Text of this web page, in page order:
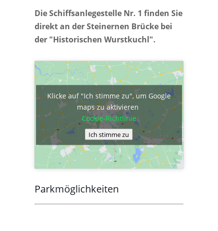
Die Schiffsanlegestelle Nr. 1 finden Sie
direkt an der Steinernen Brücke bei
der "Historischen Wurstkuchl".
Klicke auf "Ich stimme zu", um Google
maps zu aktivieren
Cookie-Richtlinie
Ich stimme zu
Parkmöglichkeiten